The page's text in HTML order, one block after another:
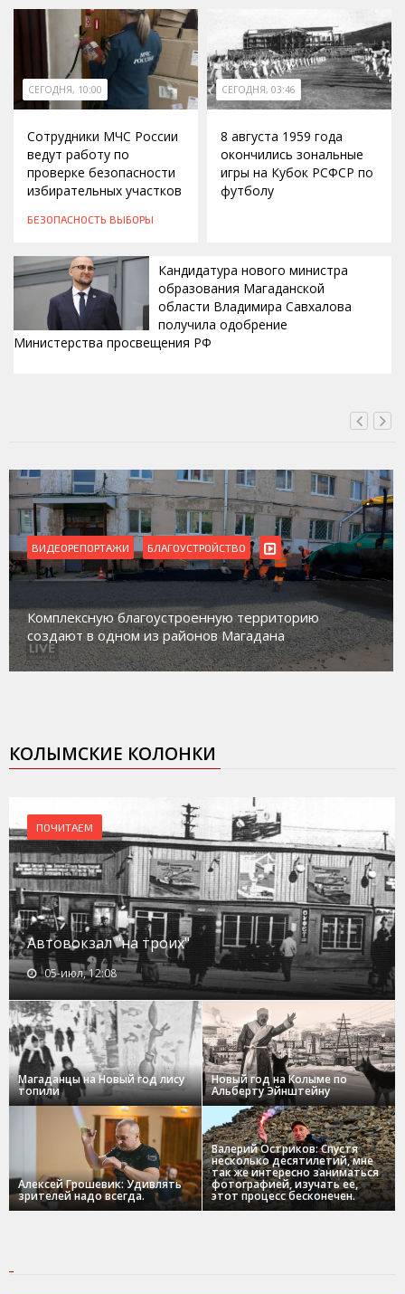
СЕГОДНЯ, 10:00
Сотрудники МЧС России
ведут работу по
проверке безопасности
избирательных участков
БЕЗОПАСНОСТЬ ВЫБОРЫ
СЕГОДНЯ, 03:46
8 августа 1959 года
окончились зональные
игры на Кубок РСФСР по
футболу
Кандидатура нового министра
образования Магаданской
области Владимира Савхалова
получила одобрение
Министерства просвещения РФ
ВИДЕОРЕПОРТАЖИ
Магадан присоединился к пилотному проекту по
работе с несовершеннолетними из групп
социального риска «Переправа»
КОЛЫМСКИЕ КОЛОНКИ
ПОЧИТАЕМ
Автовокзал "на троих"
05-июл, 12:08
Магаданцы на Новый год лису
топили
Новый год на Колыме по
Альберту Эйнштейну
Алексей Грошевик: Удивлять
зрителей надо всегда.
Валерий Остриков: Спустя
несколько десятилетий, мне
так же интересно заниматься
фотографией, изучать ее,
этот процесс бесконечен.